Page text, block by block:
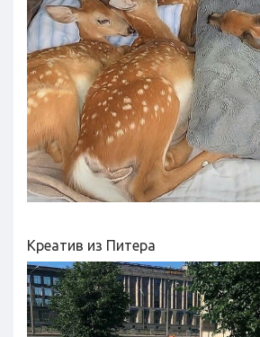
Креатив из Питера